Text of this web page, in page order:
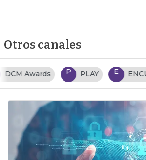
Otros canales
P PLAY E ENCUENTROS T